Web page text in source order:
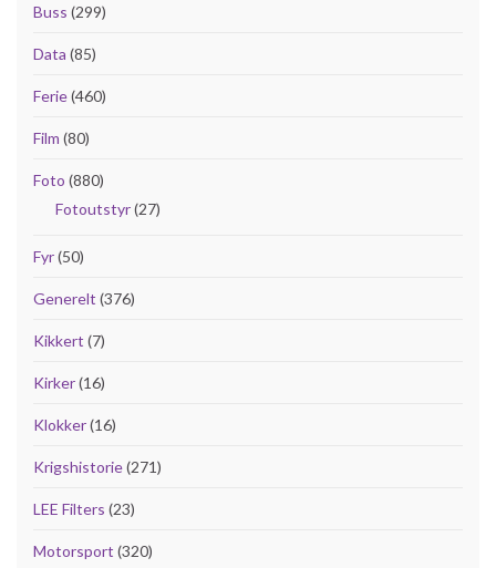
Buss (299)
Data (85)
Ferie(460)
Film (80)
Foto (880)
Fotoutstyr(27)
Fyr(50)
Generelt (376)
Kikkert (7)
Kirker(16)
Klokker(16)
Krigshistorie(271)
LEE Filters (23)
Motorsport (320)